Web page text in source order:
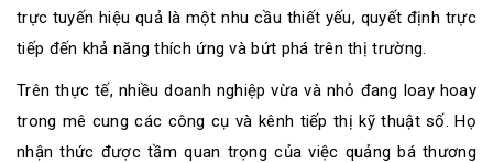
trực tuyến hiệu quả là một nhu cầu thiết yếu, quyết định trực
tiếp đến khả năng thích ứng và bứt phá trên thị trường.
Trên thực tế, nhiều doanh nghiệp vừa và nhỏ đang loay hoay
trong mê cung các công cụ và kênh tiếp thị kỹ thuật số. Họ
nhận thức được tầm quan trọng của việc quảng bá thương